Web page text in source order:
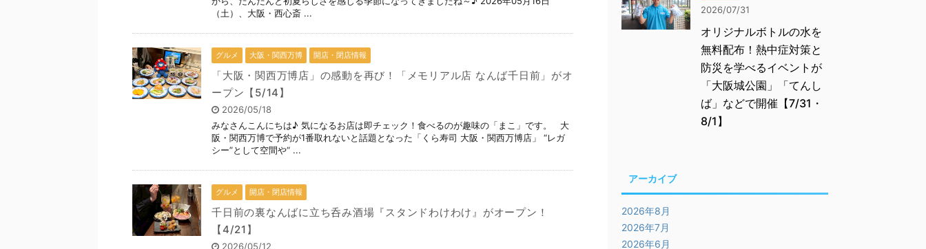
（土）、大阪・西心斎 ...
グルメ 大阪・関西万博 開店・閉店情報
「大阪・関西万博店」の感動を再び！「メモリアル店 なんば千日前」がオ
ープン【5/14】
2026/05/18
みなさんこんにちは♪ 気になるお店は即チェック！食べるのが趣味の「まこ」です。 大
阪・関西万博で予約が1番取れないと話題となった「くら寿司 大阪・関西万博店」 “レガ
シー”として空間や“ ...
グルメ 開店・閉店情報
千日前の裏なんばに立ち呑み酒場『スタンドわけわけ』がオープン！
【4/21】
2026/05/12
2026/07/31
オリジナルボトルの水を
無料配布！熱中症対策と
防災を学べるイベントが
「大阪城公園」「てんし
ば」などで開催【7/31・
8/1】
アーカイブ
2026年8月
2026年7月
2026年6月